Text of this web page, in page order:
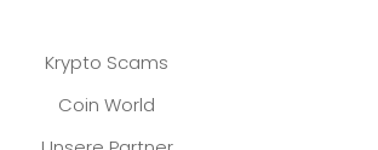
Krypto Scams
Coin World